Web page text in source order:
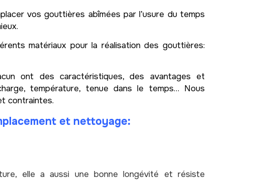
vos gouttières abîmées par l’usure du temps
matériaux pour la réalisation des gouttières:
ont des caractéristiques, des avantages et
température, tenue dans le temps… Nous
contraintes.
et nettoyage:
elle a aussi une bonne longévité et résiste